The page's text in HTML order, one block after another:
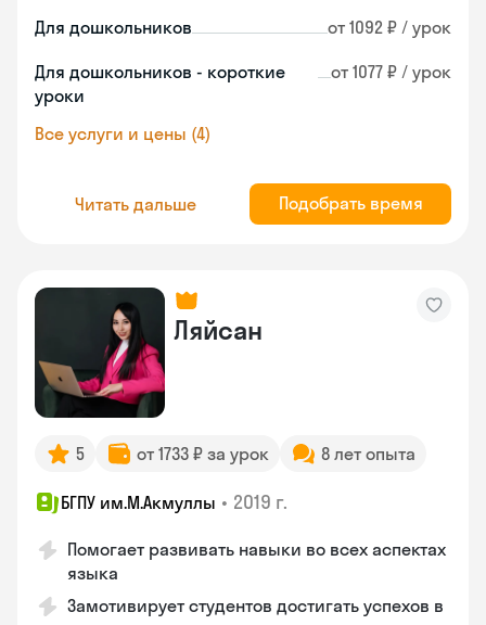
Для дошкольников от 1092 ₽ / урок
Для дошкольников - короткие
уроки
от 1077 ₽ / урок
Все услуги и цены (4)
Читать дальше Подобрать время
Ляйсан
5 от 1733 ₽ за урок 8 лет опыта
БГПУ им.М.Акмуллы • 2019 г.
Помогает развивать навыки во всех аспектах
языка
Замотивирует студентов достигать успехов в